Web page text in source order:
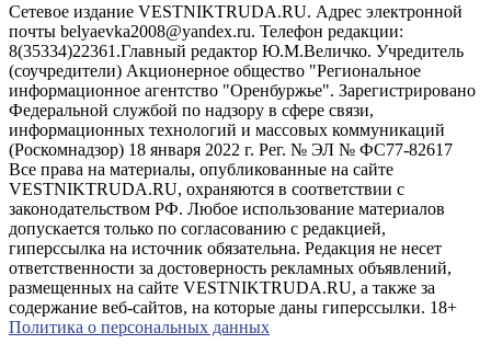
Сетевое издание VESTNIKTRUDA.RU. Адрес электронной
почты belyaevka2008@yandex.ru. Телефон редакции:
8(35334)22361.Главный редактор Ю.М.Величко. Учредитель
(соучредители) Акционерное общество "Региональное
информационное агентство "Оренбуржье". Зарегистрировано
Федеральной службой по надзору в сфере связи,
информационных технологий и массовых коммуникаций
(Роскомнадзор) 18 января 2022 г. Рег. № ЭЛ № ФС77-82617
Все права на материалы, опубликованные на сайте
VESTNIKTRUDA.RU, охраняются в соответствии с
законодательством РФ. Любое использование материалов
допускается только по согласованию с редакцией,
гиперссылка на источник обязательна. Редакция не несет
ответственности за достоверность рекламных объявлений,
размещенных на сайте VESTNIKTRUDA.RU, а также за
содержание веб-сайтов, на которые даны гиперссылки. 18+
Политика о персональных данных